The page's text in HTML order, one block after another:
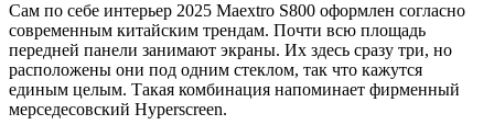
Сам по себе интерьер 2025 Maextro S800 оформлен согласно
современным китайским трендам. Почти всю площадь
передней панели занимают экраны. Их здесь сразу три, но
расположены они под одним стеклом, так что кажутся
единым целым. Такая комбинация напоминает фирменный
мерседесовский Hyperscreen.